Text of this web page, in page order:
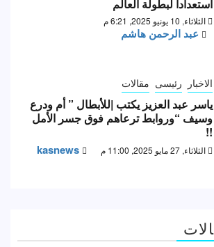
استعدادا لبطولة العالم
الثلاثاء, 10 يونيو 2025, 6:21 م
عبد الرحمن هاشم
الاخبار رئيسى مقالات
ياسر عبد العزيز يكتب |للأبطال ” أم ودرع
وسيف “وروابط ترعاهم فوق جسر الأمل
!!
الثلاثاء, 27 مايو 2025, 11:00 م kasnews